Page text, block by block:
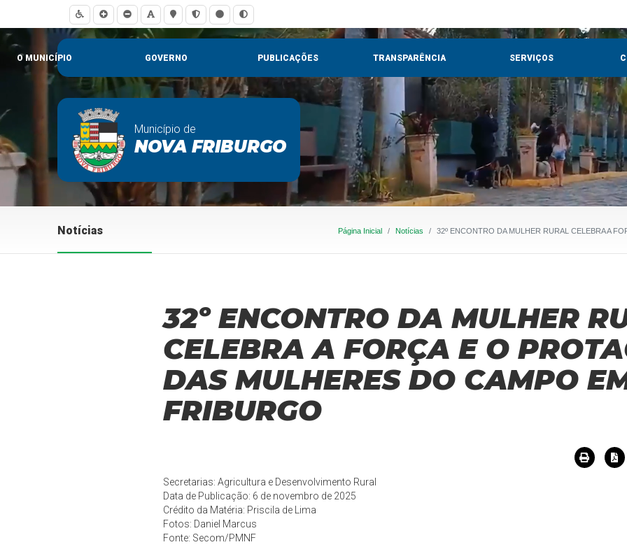
O MUNICÍPIO GOVERNO PUBLICAÇÕES TRANSPARÊNCIA SERVIÇOS
Município de
NOVA FRIBURGO
Notícias Página Inicial Notícias 32º ENCONTRO DA MULHER RURAL CELEBRA A
32º ENCONTRO DA MULHER
CELEBRA A FORÇA E O
DAS MULHERES DO CAMPO
FRIBURGO
Secretarias: Agricultura e Desenvolvimento Rural
Data de Publicação: 6 de novembro de 2025
Crédito da Matéria: Priscila de Lima
Fotos: Daniel Marcus
Fonte: Secom/PMNF